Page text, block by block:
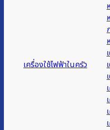
เครื่องใช้ไฟฟ้าในครัว